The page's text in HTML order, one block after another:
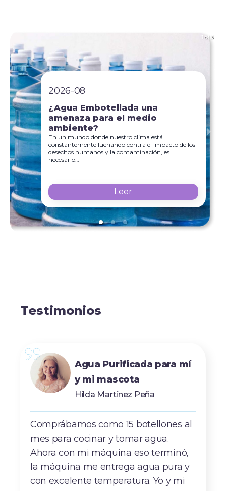
2026-08
¿Agua Embotellada una
amenaza para el medio
ambiente?
En un mundo donde nuestro clima está
constantemente luchando contra el impacto de los
desechos humanos y la contaminación, es
necesario…
Leer
1 of 3
Testimonios
Agua Purificada para mí
y mi mascota
Hilda Martínez Peña
Comprábamos como 15 botellones al
mes para cocinar y tomar agua.
Ahora con mi máquina eso terminó,
la máquina me entrega agua pura y
con excelente temperatura. Yo y mi